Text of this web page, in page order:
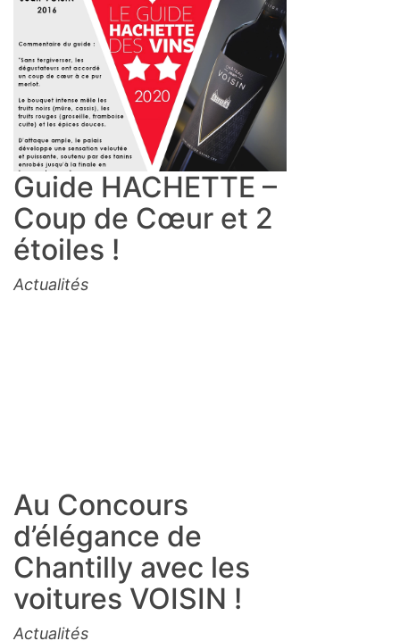
Guide HACHETTE –
Coup de Cœur et 2
étoiles !
Actualités
Au Concours
d’élégance de
Chantilly avec les
voitures VOISIN !
Actualités